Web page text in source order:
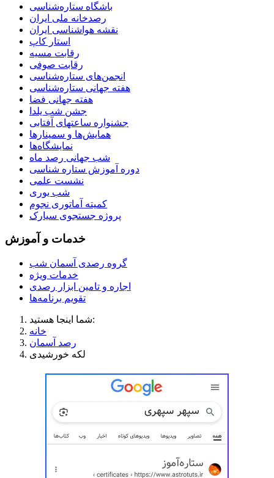
باشگاه ستاره‌شناسی
رصدخانه ملی ایران
نقشه هواشناسی ایران
استار کاپ
رقابت مسیه
رقابت صوفی
انجمن‌های ستاره‌شناسی
هفته جهانی ستاره‌شناسی
هفته جهانی فضا
جشن شب یلدا
جشنواره ساعتهای آفتابی
همایش‌ها و سمینارها
نمایشگاه‌ها
شب جهانی رصد ماه
دوره آموزش ستاره شناسی
نشست علمی
شب یوری
کمیته آماتوری نجوم
پروژه جستجوی سیارک
خدمات و آموزش
گروه رصدی آسمان شب
خدمات ویژه
اجاره و تامین ابزار رصدی
تقویم برنامه‌ها
شما اینجا هستید:
خانه
رصد آسمان
لکه خورشیدی